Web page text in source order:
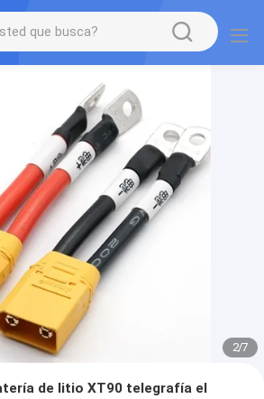
2/7
de litio XT90 telegrafía el